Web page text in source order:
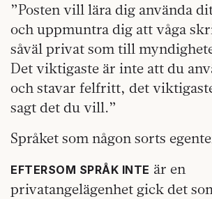
”Posten vill lära dig använda
och uppmuntra dig att våga
såväl privat som till
Det viktigaste är inte att du
och stavar felfritt, det
sagt det du vill.”
Språket som någon sorts
EFTERSOM SPRÅK INTE är en
privatangelägenhet gick det